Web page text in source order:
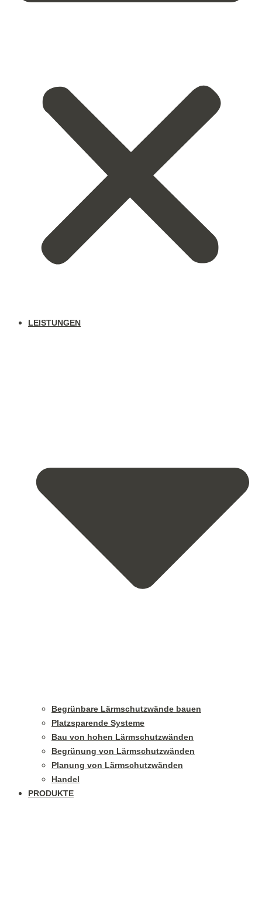
LEISTUNGEN
Begrünbare Lärmschutzwände bauen
Platzsparende Systeme
Bau von hohen Lärmschutzwänden
Begrünung von Lärmschutzwänden
Planung von Lärmschutzwänden
Handel
PRODUKTE